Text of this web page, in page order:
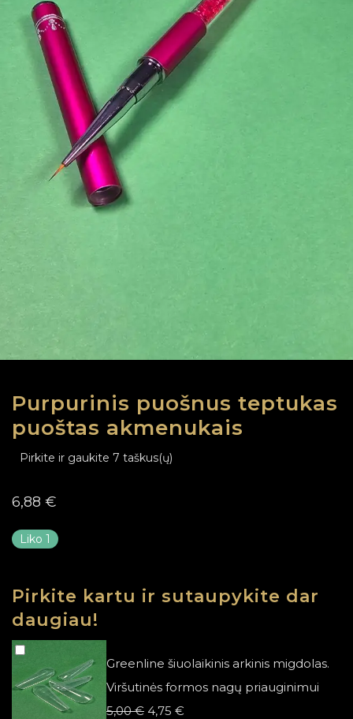
Purpurinis puošnus teptukas
puoštas akmenukais
Pirkite ir gaukite 7 taškus(ų)
6,88 €
Liko 1
Pirkite kartu ir sutaupykite dar
daugiau!
Greenline šiuolaikinis arkinis migdolas.
Viršutinės formos nagų priauginimui
5,00€ Original
4,75 €